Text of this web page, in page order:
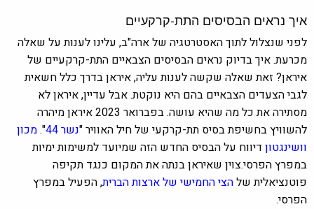
איך נראים הבסיסים התת-קרקעיים
לפני שנצלול לתוך האסטרטגיה של ארה"ב, עלינו לענות על שאלה
מכרעת. איך בדיוק נראים הבסיסים הצבאיים התת-קרקעיים של
איראן? זאת שאלה שקשה לענות עליה, איראן בדרך כלל חשאית
לגבי הצעדים הצבאיים בהם היא נוקטת. אבל עדיין, איראן לא
מסתירה את כל מה שהיא עושה. בפברואר 2023 איראן מיהרה
להשוויץ בחשיפת בסיס תת-קרקעי של חיל האוויר "נשר 44 ".מכון
וושינגטוןדיווח על הבסיס החדש הזה שמיועד למשימות ימיות
במפרץ הפרסי.צוין שאיראן בנתה את המקום כנגד תקיפה
פוטנציאלית שלהצי החמישי של ארצות הברית, הפעילבמפרץ
הפרסי.